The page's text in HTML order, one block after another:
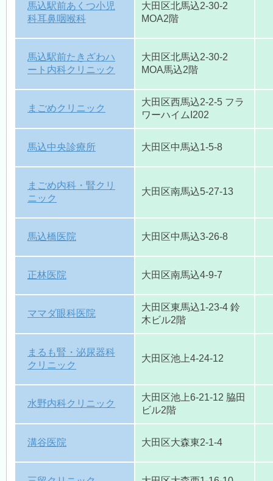
馬込駅前あくつ小児
科耳鼻咽喉科
大田区北馬込2-30-2
MOA2階
馬込駅前たきざわハ
ート内科クリニック
大田区北馬込2-30-2
MOA馬込2階
まごめクリニック
大田区西馬込2-2-5 フラ
ワーハイムI202
馬込中央診療所 大田区中馬込1-5-8
まごめ内科・腎クリ
ニック
大田区南馬込5-27-13
馬込橋医院 大田区中馬込3-26-8
正林医院 大田区南馬込4-9-7
ママダ眼科医院
大田区東馬込1-23-4 鈴
木ビル2階
まるも腎・泌尿器科
クリニック
大田区池上4-24-12
水野内科クリニック
大田区池上6-21-12 脇田
ビル2階
溝谷医院 大田区大森東2-1-4